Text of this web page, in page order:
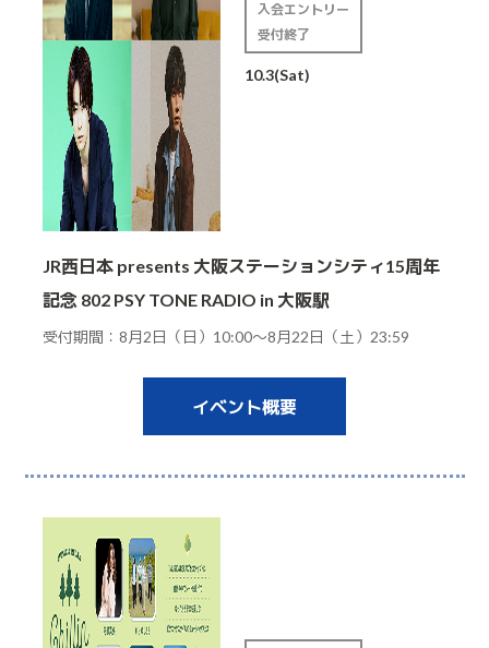
入会エントリー
受付終了
10.3(Sat)
JR西日本 presents 大阪ステーションシティ15周年
記念 802 PSY TONE RADIO in 大阪駅
受付期間：8月2日（日）10:00～8月22日（土）23:59
イベント概要